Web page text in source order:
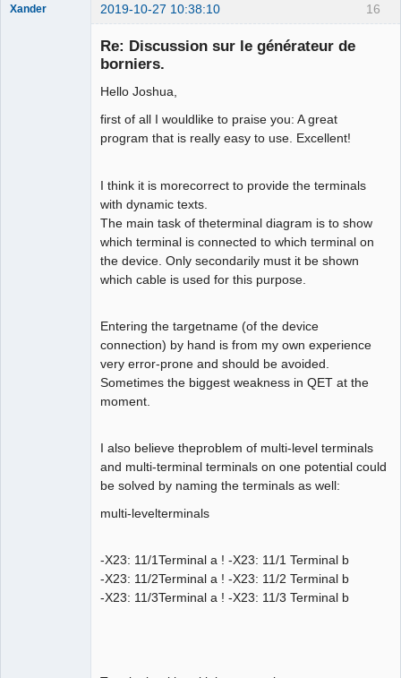
16
Xander 2019-10-27 10:38:10
Re: Discussion sur le générateur de
borniers.
Hello Joshua,
first of all I wouldlike to praise you: A great
program that is really easy to use. Excellent!
I think it is morecorrect to provide the terminals
with dynamic texts.
The main task of theterminal diagram is to show
which terminal is connected to which terminal on
the device. Only secondarily must it be shown
which cable is used for this purpose.
Entering the targetname (of the device
connection) by hand is from my own experience
very error-prone and should be avoided.
Sometimes the biggest weakness in QET at the
moment.
I also believe theproblem of multi-level terminals
and multi-terminal terminals on one potential could
be solved by naming the terminals as well:
multi-levelterminals
-X23: 11/1Terminal a ! -X23: 11/1 Terminal b
-X23: 11/2Terminal a ! -X23: 11/2 Terminal b
-X23: 11/3Terminal a ! -X23: 11/3 Terminal b